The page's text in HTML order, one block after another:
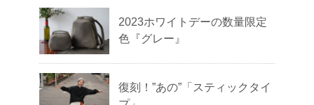
2023ホワイトデーの数量限定
色『グレー』
復刻！”あの”「スティックタイ